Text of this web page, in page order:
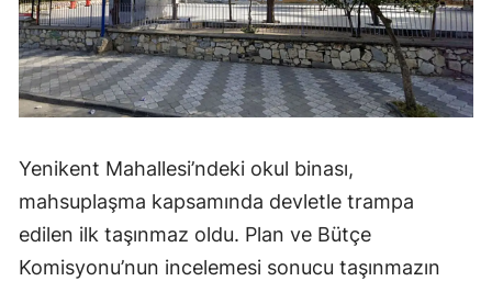
Yenikent Mahallesi’ndeki okul binası,
mahsuplaşma kapsamında devletle trampa
edilen ilk taşınmaz oldu. Plan ve Bütçe
Komisyonu’nun incelemesi sonucu taşınmazın